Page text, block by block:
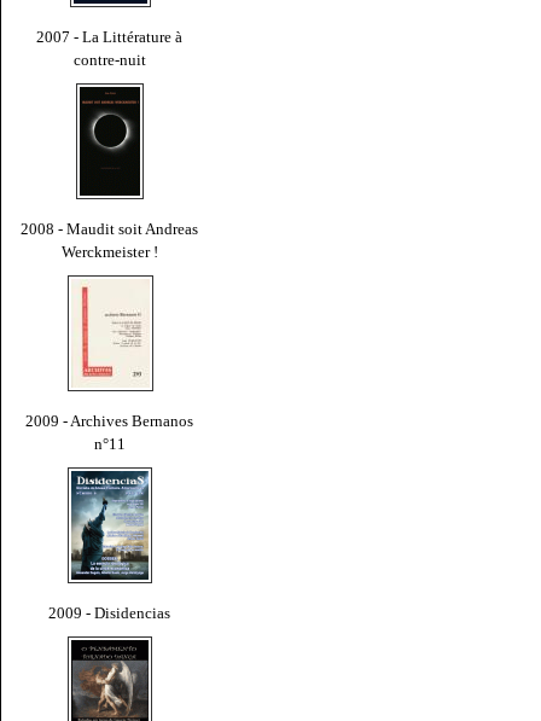
2007 - La Littérature à
contre-nuit
2008 - Maudit soit Andreas
Werckmeister !
2009 - Archives Bernanos
n°11
2009 - Disidencias